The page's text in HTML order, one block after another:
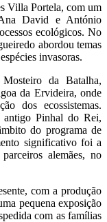
Villa Portela, com um
David e António
ecológicos. No
abordou temas
invasoras.
da Batalha,
da Ervideira, onde
dos ecossistemas.
antigo Pinhal do Rei,
do programa de
significativo foi a
alemães, no
com a produção
pequena exposição
com as famílias